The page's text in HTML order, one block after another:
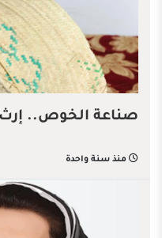
صناعة الخوص.. إرث
منذ سنة واحدة